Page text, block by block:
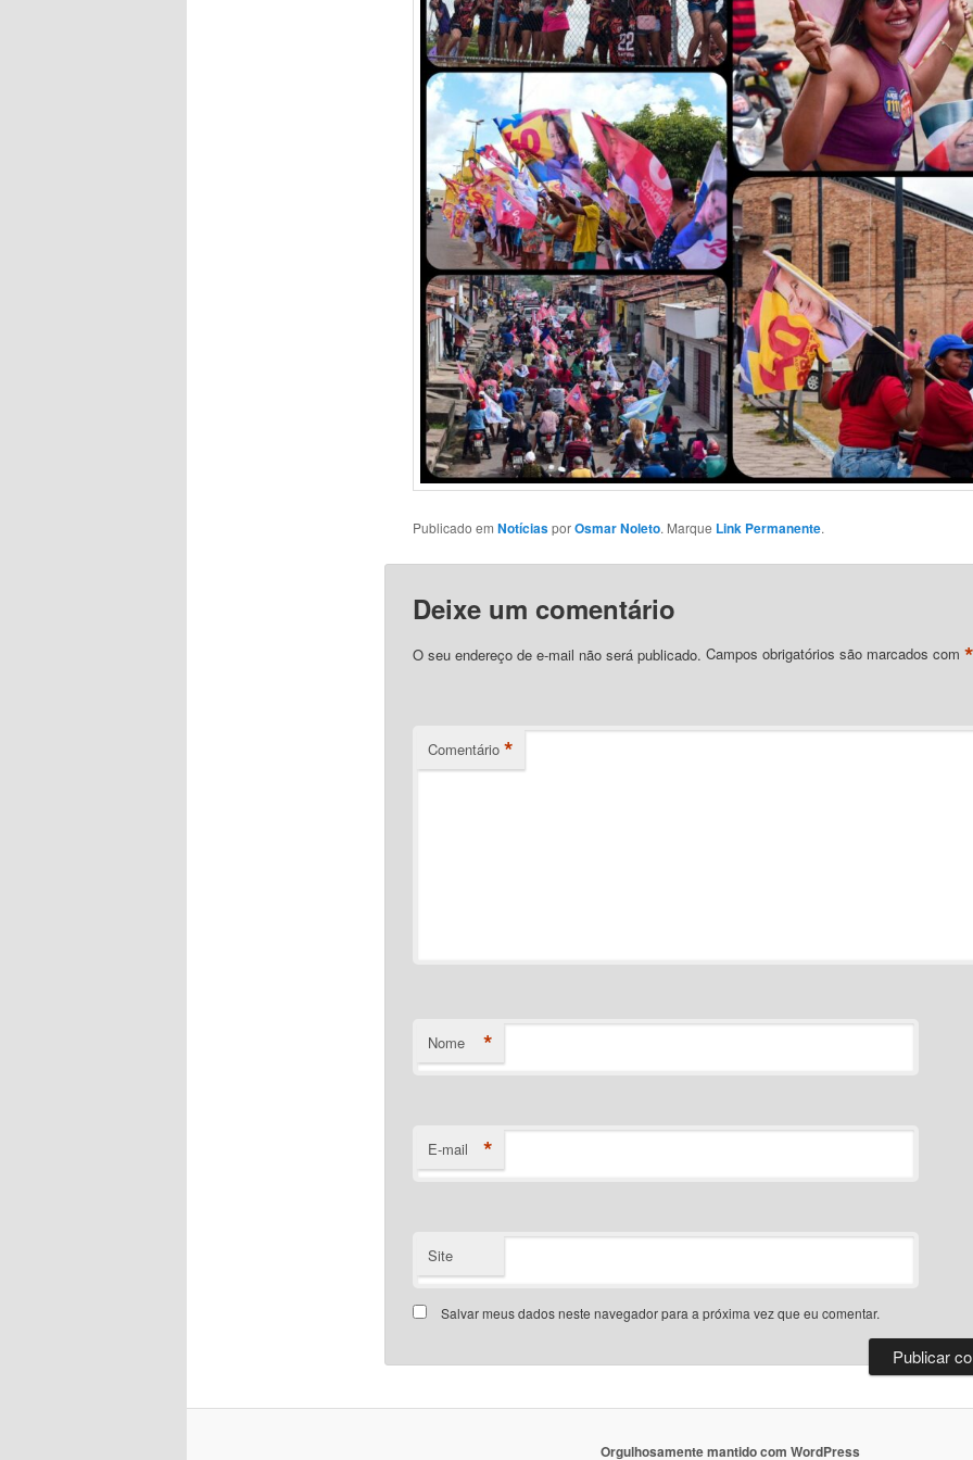
Publicado em NotíciasporOsmar Noleto. Marque Link Permanente.
Deixe um comentário
O seu endereço de e-mail não será publicado. Campos obrigatórios são marcados com *
Comentário *
Nome *
E-mail *
Site
Salvar meus dados neste navegador para a próxima vez que eu comentar.
Orgulhosamente mantido com WordPress